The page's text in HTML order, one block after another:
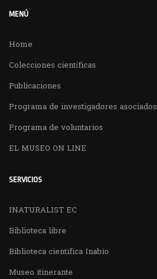
MENÚ
Home
Colecciones científicas
Publicaciones
Programa de investigadores asociados
Programa de voluntarios
EL MUSEO ON LINE
SERVICIOS
INATURALIST EC
Biblioteca libre
Biblioteca cientifica Inabio
Museo itinerante